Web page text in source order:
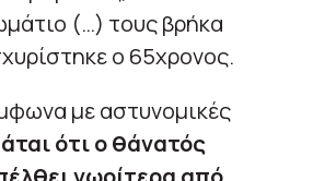
(…) τους βρήκα
ο 65χρονος.
με αστυνομικές
ότι ο θάνατός